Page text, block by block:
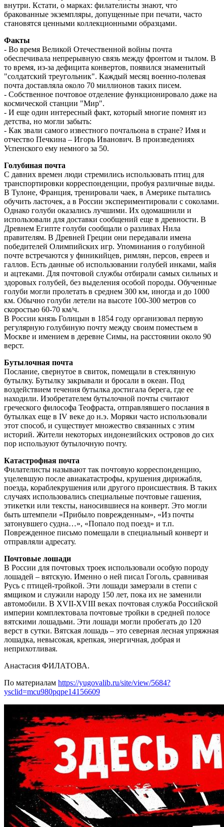
внутри. Кстати, о марках: филателисты знают, что
бракованные экземпляры, допущенные при печати, часто
становятся ценными коллекционными образцами.
Факты
- Во время Великой Отечественной войны почта
обеспечивала непрерывную связь между фронтом и тылом. В
то время, из-за дефицита конвертов, появился знаменитый
"солдатский треугольник". Каждый месяц военно-полевая
почта доставляла около 70 миллионов таких писем.
- Собственное почтовое отделение функционировало даже на
космической станции "Мир".
- И еще один интересный факт, который многие помнят из
детства, но могли забыть:
- Как звали самого известного почтальона в стране? Имя и
отчество Печкина – Игорь Иванович. В произведениях
Успенского ему немного за 50.
Голубиная почта
С давних времен люди стремились использовать птиц для
транспортировки корреспонденции, пробуя различные виды.
В Тулоне, Франция, тренировали чаек, в Америке пытались
обучить ласточек, а в России экспериментировали с соколами.
Однако голуби оказались лучшими. Их одомашнили и
использовали для доставки сообщений еще в древности. В
Древнем Египте голуби сообщали о разливах Нила
правителям. В Древней Греции они передавали имена
победителей Олимпийских игр. Упоминания о голубиной
почте встречаются у финикийцев, римлян, персов, евреев и
галлов. Есть данные об использовании голубей инками, майя
и ацтеками. Для почтовой службы отбирали самых сильных и
здоровых голубей, без выделения особой породы. Обученные
голуби могли пролетать в среднем 300 км, иногда и до 1000
км. Обычно голуби летели на высоте 100-300 метров со
скоростью 60-70 км/ч.
В России князь Голицын в 1854 году организовал первую
регулярную голубиную почту между своим поместьем в
Москве и имением в деревне Симы, на расстоянии около 90
верст.
Бутылочная почта
Послание, свернутое в свиток, помещали в стеклянную
бутылку. Бутылку закрывали и бросали в океан. Под
воздействием течения бутылка достигала берега, где ее
находили. Изобретателем бутылочной почты считают
греческого философа Теофраста, отправлявшего послания в
бутылках еще в IV веке до н.э. Моряки часто использовали
этот способ, и существует множество связанных с этим
историй. Жители некоторых индонезийских островов до сих
пор используют бутылочную почту.
Катастрофная почта
Филателисты называют так почтовую корреспонденцию,
уцелевшую после авиакатастрофы, крушения дирижабля,
поезда, кораблекрушения или другого происшествия. В таких
случаях использовались специальные почтовые гашения,
этикетки или тексты, наносившиеся на конверт. Это могли
быть штемпели «Прибыло поврежденным», «Из почты
затонувшего судна…», «Попало под поезд» и т.п.
Поврежденное письмо помещали в специальный конверт и
отправляли адресату.
Почтовые лошади
В России для почтовых троек использовали особую породу
лошадей – вятскую. Именно о ней писал Гоголь, сравнивая
Русь с птицей-тройкой. Эти лошади замерзали в степи с
ямщиком и служили народу 150 лет, пока их не заменили
автомобили. В XVII-XVIII веках почтовая служба Российской
империи комплектовала почтовые тройки в средней полосе
вятскими лошадьми. Эти лошади могли пробегать до 120
верст в сутки. Вятская лошадь – это северная лесная упряжная
лошадка, невысокая, крепкая, энергичная, добрая и
неприхотливая.
Анастасия ФИЛАТОВА.
По материалам https://yugovalib.ru/site/view/5684?
ysclid=mcu980pqpe14156609